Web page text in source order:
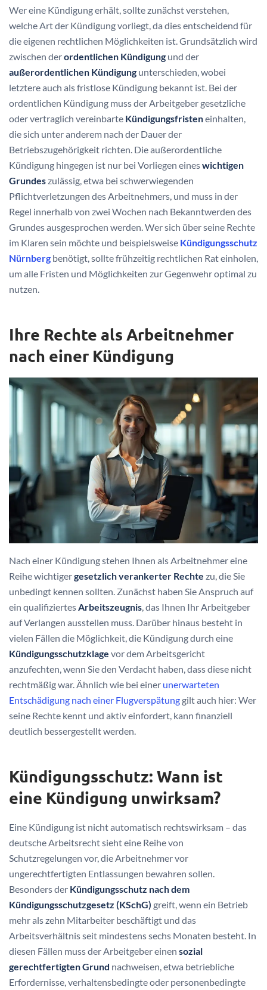
Wer eine Kündigung erhält, sollte zunächst verstehen,
welche Art der Kündigung vorliegt, da dies entscheidend für
die eigenen rechtlichen Möglichkeiten ist. Grundsätzlich wird
zwischen derordentlichen Kündigung und der
außerordentlichen Kündigung unterschieden, wobei
letztere auch als fristlose Kündigung bekannt ist. Bei der
ordentlichen Kündigung muss der Arbeitgeber gesetzliche
oder vertraglich vereinbarte Kündigungsfristeneinhalten,
die sich unter anderem nach der Dauer der
Betriebszugehörigkeit richten. Die außerordentliche
Kündigung hingegen ist nur bei Vorliegen eineswichtigen
Grundeszulässig, etwa bei schwerwiegenden
Pflichtverletzungen des Arbeitnehmers, und muss in der
Regel innerhalb von zwei Wochen nach Bekanntwerden des
Grundes ausgesprochen werden. Wer sich über seine Rechte
im Klaren sein möchte und beispielsweise Kündigungsschutz
Nürnberg benötigt, sollte frühzeitig rechtlichen Rat einholen,
um alle Fristen und Möglichkeiten zur Gegenwehr optimal zu
nutzen.
Ihre Rechte als Arbeitnehmer
nach einer Kündigung
Nach einer Kündigung stehen Ihnen als Arbeitnehmer eine
Reihe wichtigergesetzlich verankerter Rechte zu, die Sie
unbedingt kennen sollten. Zunächst haben Sie Anspruch auf
ein qualifiziertesArbeitszeugnis, das Ihnen Ihr Arbeitgeber
auf Verlangen ausstellen muss. Darüber hinaus besteht in
vielen Fällen die Möglichkeit, die Kündigung durch eine
Kündigungsschutzklage vor dem Arbeitsgericht
anzufechten, wenn Sie den Verdacht haben, dass diese nicht
rechtmäßig war. Ähnlich wie bei einer unerwarteten
Entschädigung nach einer Flugverspätung gilt auch hier: Wer
seine Rechte kennt und aktiv einfordert, kann finanziell
deutlich bessergestellt werden.
Kündigungsschutz: Wann ist
eine Kündigung unwirksam?
Eine Kündigung ist nicht automatisch rechtswirksam – das
deutsche Arbeitsrecht sieht eine Reihe von
Schutzregelungen vor, die Arbeitnehmer vor
ungerechtfertigten Entlassungen bewahren sollen.
Besonders der Kündigungsschutz nach dem
Kündigungsschutzgesetz (KSchG) greift, wenn ein Betrieb
mehr als zehn Mitarbeiter beschäftigt und das
Arbeitsverhältnis seit mindestens sechs Monaten besteht. In
diesen Fällen muss der Arbeitgeber einen sozial
gerechtfertigten Grund nachweisen, etwa betriebliche
Erfordernisse, verhaltensbedingte oder personenbedingte